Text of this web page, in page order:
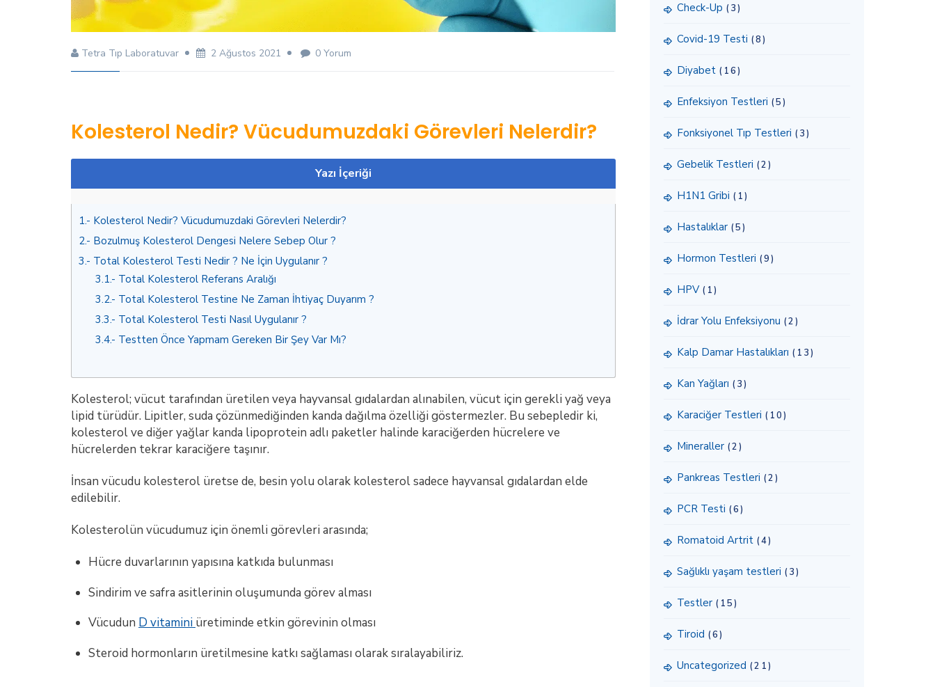
Tetra Tıp Laboratuvar 2 Ağustos 2021 0 Yorum
Kolesterol Nedir? Vücudumuzdaki Görevleri Nelerdir?
Yazı İçeriği
1. Kolesterol Nedir? Vücudumuzdaki Görevleri Nelerdir?
2. Bozulmuş Kolesterol Dengesi Nelere Sebep Olur ?
3. Total Kolesterol Testi Nedir ? Ne İçin Uygulanır ?
3.1. Total Kolesterol Referans Aralığı
3.2. Total Kolesterol Testine Ne Zaman İhtiyaç Duyarım ?
3.3. Total Kolesterol Testi Nasıl Uygulanır ?
3.4. Testten Önce Yapmam Gereken Bir Şey Var Mı?
Kolesterol; vücut tarafından üretilen veya hayvansal gıdalardan alınabilen, vücut için gerekli yağ veya
lipid türüdür. Lipitler, suda çözünmediğinden kanda dağılma özelliği göstermezler. Bu sebepledir ki,
kolesterol ve diğer yağlar kanda lipoprotein adlı paketler halinde karaciğerden hücrelere ve
hücrelerden tekrar karaciğere taşınır.
İnsan vücudu kolesterol üretse de, besin yolu olarak kolesterol sadece hayvansal gıdalardan elde
edilebilir.
Kolesterolün vücudumuz için önemli görevleri arasında;
Hücre duvarlarının yapısına katkıda bulunması
Sindirim ve safra asitlerinin oluşumunda görev alması
Vücudun D vitamini üretiminde etkin görevinin olması
Steroid hormonların üretilmesine katkı sağlaması olarak sıralayabiliriz.
Check-Up (3)
Covid-19 Testi (8)
Diyabet (16)
Enfeksiyon Testleri (5)
Fonksiyonel Tıp Testleri (3)
Gebelik Testleri (2)
H1N1 Gribi (1)
Hastalıklar (5)
Hormon Testleri (9)
HPV (1)
İdrar Yolu Enfeksiyonu (2)
Kalp Damar Hastalıkları (13)
Kan Yağları (3)
Karaciğer Testleri (10)
Mineraller (2)
Pankreas Testleri (2)
PCR Testi (6)
Romatoid Artrit (4)
Sağlıklı yaşam testleri (3)
Testler (15)
Tiroid (6)
Uncategorized (21)